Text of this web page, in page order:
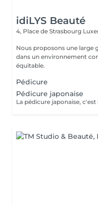
idiLYS Beauté
4, Place de Strasbourg
Nous proposons une large
dans un environnement
équitable.
Pédicure
Pédicure japonaise